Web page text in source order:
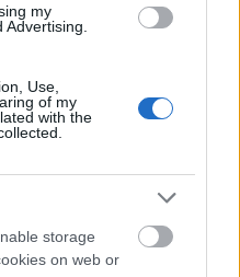
my
Use,
of my
with the
storage
on web or